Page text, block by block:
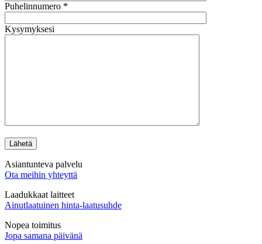
Puhelinnumero *
Kysymyksesi
Asiantunteva palvelu
Ota meihin yhteyttä
Laadukkaat laitteet
Ainutlaatuinen hinta-laatusuhde
Nopea toimitus
Jopa samana päivänä